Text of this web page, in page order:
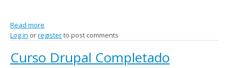
Read more
Log in orregisterto post comments
Curso Drupal Completado